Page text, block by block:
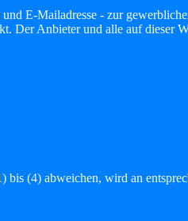
E-Mailadresse - zur
Anbieter und alle auf dieser
(4) abweichen, wird an